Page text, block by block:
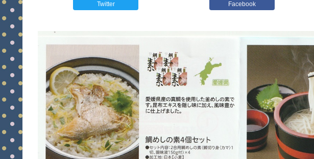
Twitter Facebook